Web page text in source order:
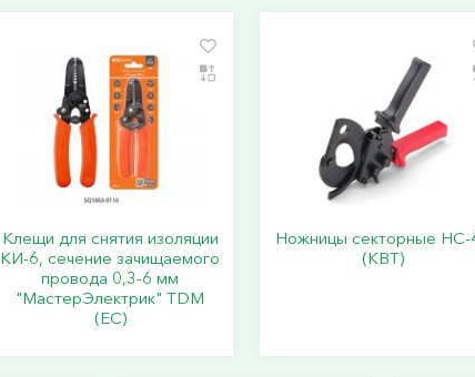
Клещи для снятия изоляции
КИ-6, сечение зачищаемого
провода 0,3-6 мм
"МастерЭлектрик" TDM
(ЕС)
Ножницы секторные НС-
(КВТ)